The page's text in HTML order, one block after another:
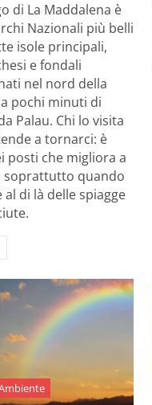
di La Maddalena è
Nazionali più belli
isole principali,
e fondali
nel nord della
pochi minuti di
Palau. Chi lo visita
a tornarci: è
posti che migliora a
soprattutto quando
al di là delle spiagge